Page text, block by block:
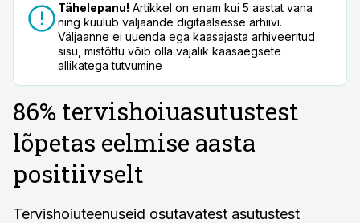
Tähelepanu! Artikkel on enam kui 5 aastat vana
ning kuulub väljaande digitaalsesse arhiivi.
Väljaanne ei uuenda ega kaasajasta arhiveeritud
sisu, mistõttu võib olla vajalik kaasaegsete
allikatega tutvumine
86% tervishoiuasutustest
lõpetas eelmise aasta
positiivselt
Tervishoiuteenuseid osutavatest asutustest